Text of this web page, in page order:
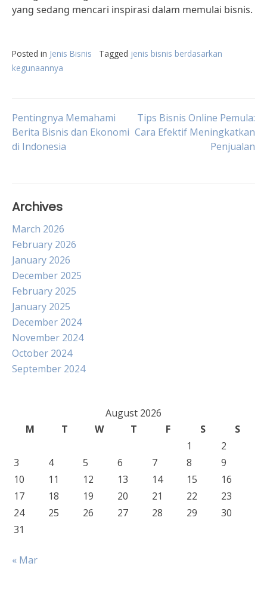
yang sedang mencari inspirasi dalam memulai bisnis.
Posted in Jenis Bisnis Tagged jenis bisnis berdasarkan
kegunaannya
Post
navigation
Pentingnya Memahami
Berita Bisnis dan Ekonomi
di Indonesia
Tips Bisnis Online Pemula:
Cara Efektif Meningkatkan
Penjualan
Archives
March 2026
February 2026
January 2026
December 2025
February 2025
January 2025
December 2024
November 2024
October 2024
September 2024
August 2026
M
T W T F S
S
1
2
3
4 5 6 7 8
9
10
11 12 13 14 15
16
17
18 19 20 21 22
23
24
25 26 27 28 29
30
31
« Mar